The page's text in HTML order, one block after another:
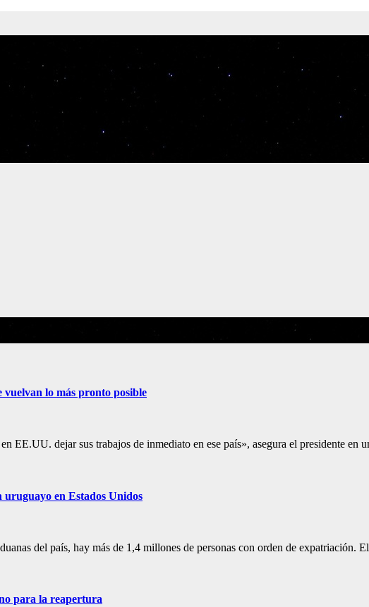
lo más pronto posible
EE.UU. dejar sus trabajos de inmediato en ese país», asegura el presidente en
en Estados Unidos
del país, hay más de 1,4 millones de personas con orden de expatriación.
para la reapertura